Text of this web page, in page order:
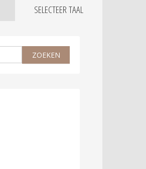
SELECTEER TAAL